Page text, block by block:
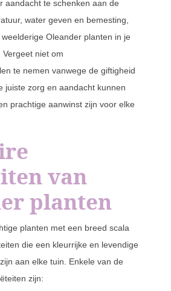
aandacht te schenken aan de
water geven en bemesting,
Oleander planten in je
niet om
te nemen vanwege de giftigheid
juiste zorg en aandacht kunnen
prachtige aanwinst zijn voor elke
van
planten
planten met een breed scala
die een kleurrijke en levendige
aan elke tuin. Enkele van de
zijn: